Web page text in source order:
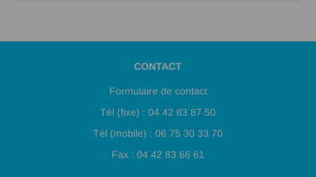
CONTACT
Formulaire de contact
Tél (fixe) : 04 42 83 87 50
Tél (mobile) : 06 75 30 33 70
Fax : 04 42 83 66 61